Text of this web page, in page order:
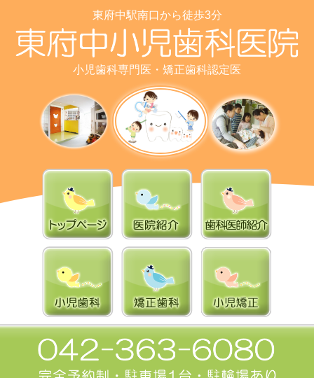
東府中駅南口から徒歩3分
小児歯科専門医・矯正歯科認定医